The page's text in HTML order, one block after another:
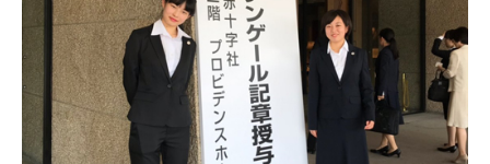
ダイアリー